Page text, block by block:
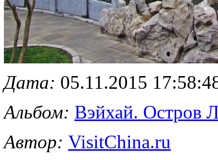
Дата: 05.11.2015
Альбом: Вэйхай. Остров
Автор: VisitChina.ru